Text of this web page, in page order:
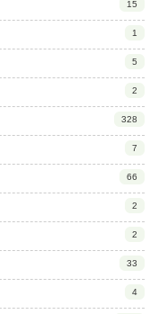
15
1
5
2
328
7
66
2
2
33
4